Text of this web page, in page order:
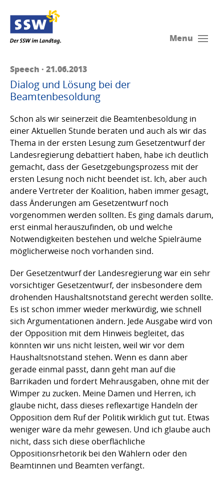
Menu
Speech · 21.06.2013
Dialog und Lösung bei der
Beamtenbesoldung
Schon als wir seinerzeit die Beamtenbesoldung in
einer Aktuellen Stunde beraten und auch als wir das
Thema in der ersten Lesung zum Gesetzentwurf der
Landesregierung debattiert haben, habe ich deutlich
gemacht, dass der Gesetzgebungsprozess mit der
ersten Lesung noch nicht beendet ist. Ich, aber auch
andere Vertreter der Koalition, haben immer gesagt,
dass Änderungen am Gesetzentwurf noch
vorgenommen werden sollten. Es ging damals darum,
erst einmal herauszufinden, ob und welche
Notwendigkeiten bestehen und welche Spielräume
möglicherweise noch vorhanden sind.
Der Gesetzentwurf der Landesregierung war ein sehr
vorsichtiger Gesetzentwurf, der insbesondere dem
drohenden Haushaltsnotstand gerecht werden sollte.
Es ist schon immer wieder merkwürdig, wie schnell
sich Argumentationen ändern. Jede Ausgabe wird von
der Opposition mit dem Hinweis begleitet, das
könnten wir uns nicht leisten, weil wir vor dem
Haushaltsnotstand stehen. Wenn es dann aber
gerade einmal passt, dann geht man auf die
Barrikaden und fordert Mehrausgaben, ohne mit der
Wimper zu zucken. Meine Damen und Herren, ich
glaube nicht, dass dieses reflexartige Handeln der
Opposition dem Ruf der Politik wirklich gut tut. Etwas
weniger wäre da mehr gewesen. Und ich glaube auch
nicht, dass sich diese oberflächliche
Oppositionsrhetorik bei den Wählern oder den
Beamtinnen und Beamten verfängt.